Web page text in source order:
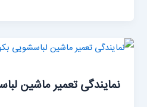
نمایندگی تعمیر ماشین